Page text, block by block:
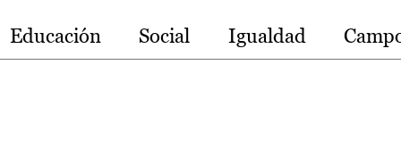
Educación Social Igualdad